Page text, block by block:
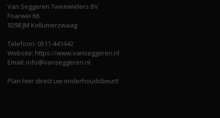
Van Seggeren Tweewielers BV
Foarwei 66
9298 JM Kollumerzwaag
Telefoon: 0511-441442
Website: https://www.vanseggeren.nl
Email: info@vanseggeren.nl
Plan hier direct uw onderhoudsbeurt!